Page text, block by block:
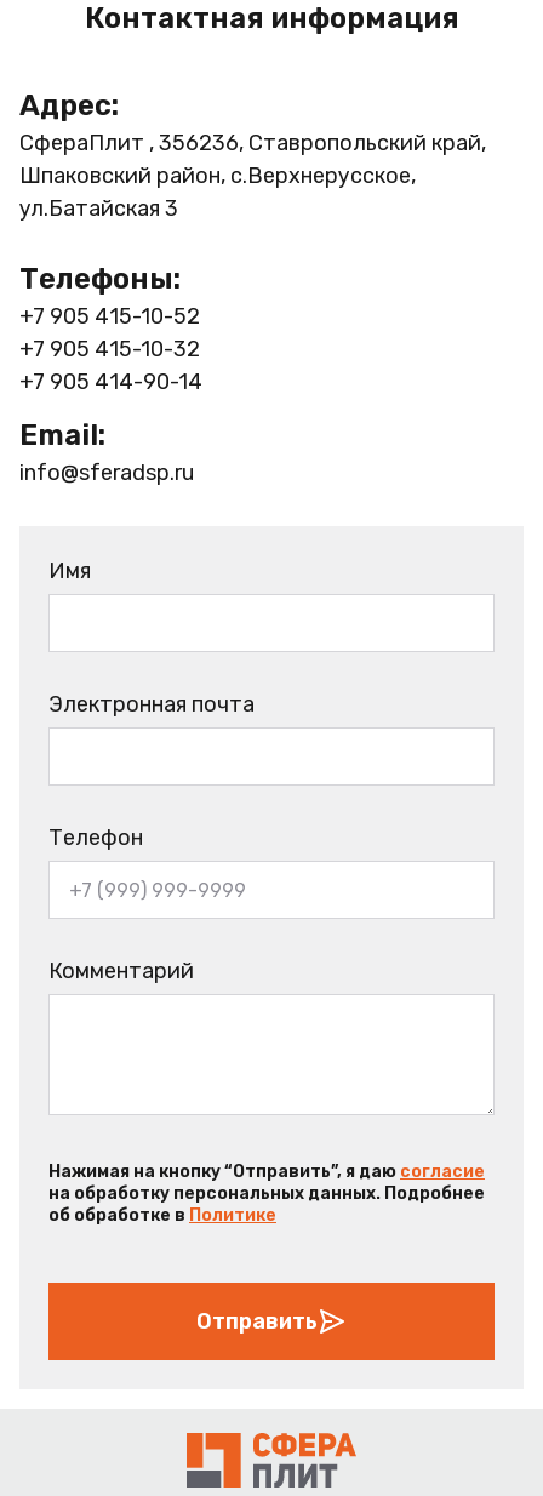
Контактная информация
Адрес:
СфераПлит , 356236, Ставропольский край,
Шпаковский район, с.Верхнерусское,
ул.Батайская 3
Телефоны:
+7 905 415-10-52
+7 905 415-10-32
+7 905 414-90-14
Email:
info@sferadsp.ru
Имя
Электронная почта
Телефон
Комментарий
Нажимая на кнопку “Отправить”, я даю согласие
на обработку персональных данных. Подробнее
об обработке в Политике
Отправить